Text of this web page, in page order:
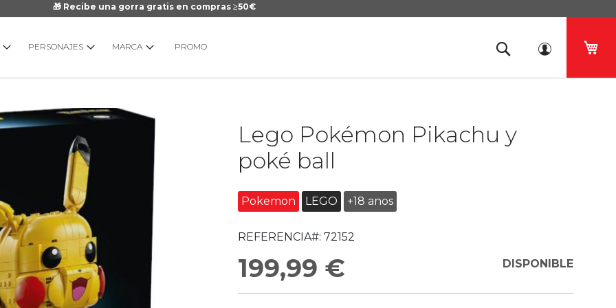
🎁 Recibe una gorra gratis en compras ≥50€
PERSONAJES MARCA PROMO
Lego Pokémon Pikachu y
poké ball
Pokemon LEGO +18 anos
REFERENCIA#: 72152
199,99 € DISPONIBLE
galería
imágenes